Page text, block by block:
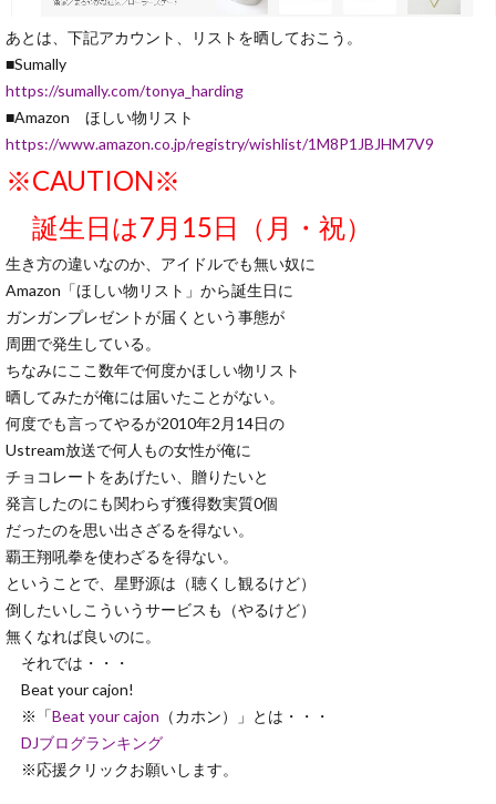
あとは、下記アカウント、リストを晒しておこう。
■Sumally
https://sumally.com/tonya_harding
■Amazon ほしい物リスト
https://www.amazon.co.jp/registry/wishlist/1M8P1JBJHM7V9
※CAUTION※
誕生日は7月15日（月・祝）
生き方の違いなのか、アイドルでも無い奴に
Amazon「ほしい物リスト」から誕生日に
ガンガンプレゼントが届くという事態が
周囲で発生している。
ちなみにここ数年で何度かほしい物リスト
晒してみたが俺には届いたことがない。
何度でも言ってやるが2010年2月14日の
Ustream放送で何人もの女性が俺に
チョコレートをあげたい、贈りたいと
発言したのにも関わらず獲得数実質0個
だったのを思い出さざるを得ない。
覇王翔吼拳を使わざるを得ない。
ということで、星野源は（聴くし観るけど）
倒したいしこういうサービスも（やるけど）
無くなれば良いのに。
それでは・・・
Beat your cajon!
※「Beat your cajon （カホン）」とは・・・
DJブログランキング
※応援クリックお願いします。